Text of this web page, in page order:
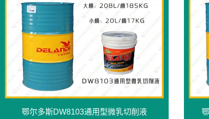
鄂尔多斯DW8103通用型微乳切削液